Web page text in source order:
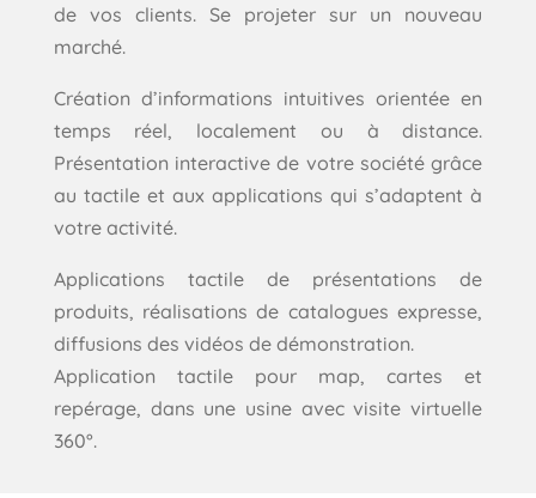
de vos clients. Se projeter sur un nouveau
marché.
Création d’informations intuitives orientée en
temps réel, localement ou à distance.
Présentation interactive de votre société grâce
au tactile et aux applications qui s’adaptent à
votre activité.
Applications tactile de présentations de
produits, réalisations de catalogues expresse,
diffusions des vidéos de démonstration.
Application tactile pour map, cartes et
repérage, dans une usine avec visite virtuelle
360°.